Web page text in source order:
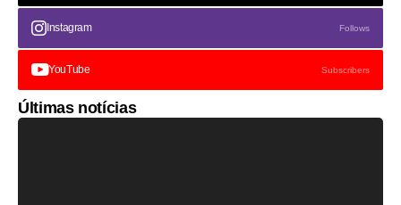
Instagram Follows
YouTube Subscribers
Últimas notícias